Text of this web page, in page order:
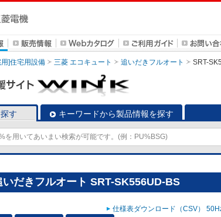
用]住宅用設備 三菱 エコキュート 追いだきフルオート SRT-
す キーワードから製品情報を探す
だきフルオート SRT-SK556UD-BS
仕様表ダウンロード（CSV）